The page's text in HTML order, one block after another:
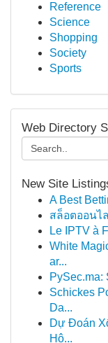
Reference
Science
Shopping
Society
Sports
Web Directory
New Site
A Best
สล็อตออนไ
Le IPTV à
White
ar...
PySec.ma:
Schickes
Da...
Dự Đoán
Hô...